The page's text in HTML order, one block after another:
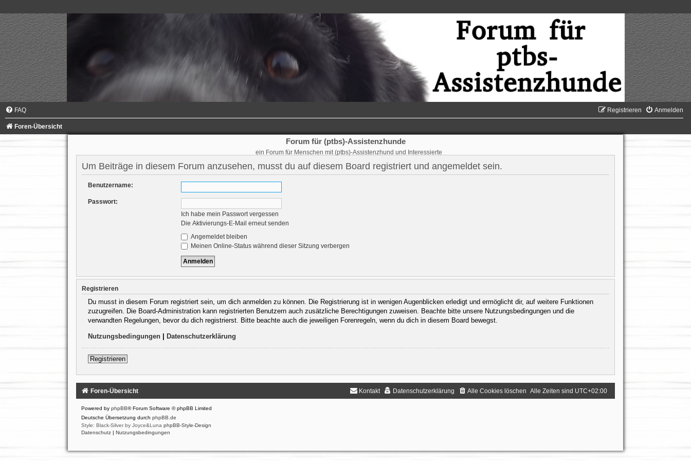
FAQ Anmelden
Registrieren
Foren-Übersicht
Forum für (ptbs)-Assistenzhunde
ein Forum für Menschen mit (ptbs)-Assistenzhund und Interessierte
Um Beiträge in diesem Forum anzusehen, musst du auf diesem Board registriert und angemeldet sein.
Benutzername:
Passwort:
Ich habe mein Passwort vergessen
Die Aktivierungs-E-Mail erneut senden
Angemeldet bleiben
Meinen Online-Status während dieser Sitzung verbergen
Registrieren
Du musst in diesem Forum registriert sein, um dich anmelden zu können. Die Registrierung ist in wenigen Augenblicken erledigt und ermöglicht dir, auf weitere Funktionen
zuzugreifen. Die Board-Administration kann registrierten Benutzern auch zusätzliche Berechtigungen zuweisen. Beachte bitte unsere Nutzungsbedingungen und die
verwandten Regelungen, bevor du dich registrierst. Bitte beachte auch die jeweiligen Forenregeln, wenn du dich in diesem Board bewegst.
Nutzungsbedingungen| Datenschutzerklärung
Registrieren
Foren-Übersicht Alle Zeiten sind UTC+02:00
Alle Cookies löschen
Datenschutzerklärung
Kontakt
Powered by phpBB® Forum Software © phpBB Limited
Deutsche Übersetzung durch phpBB.de
Style: Black-Silver by Joyce&Luna phpBB-Style-Design
Datenschutz | Nutzungsbedingungen